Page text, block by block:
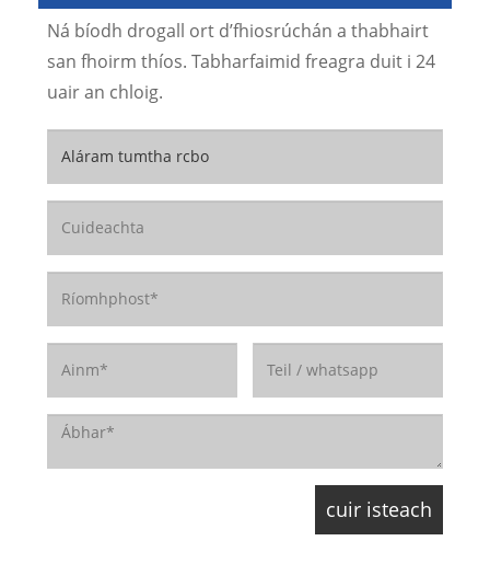
Ná bíodh drogall ort d’fhiosrúchán a thabhairt
san fhoirm thíos. Tabharfaimid freagra duit i 24
uair an chloig.